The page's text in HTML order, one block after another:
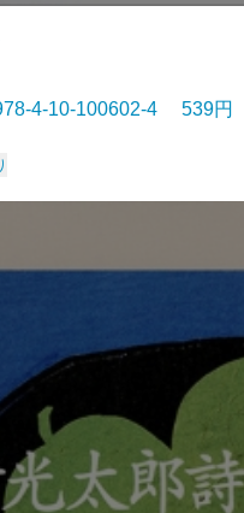
4-10-100602-4 539円